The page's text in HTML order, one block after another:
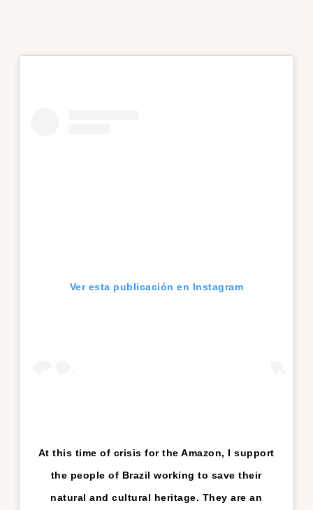
Ver esta publicación en Instagram
At this time of crisis for the Amazon, I support
the people of Brazil working to save their
natural and cultural heritage. They are an